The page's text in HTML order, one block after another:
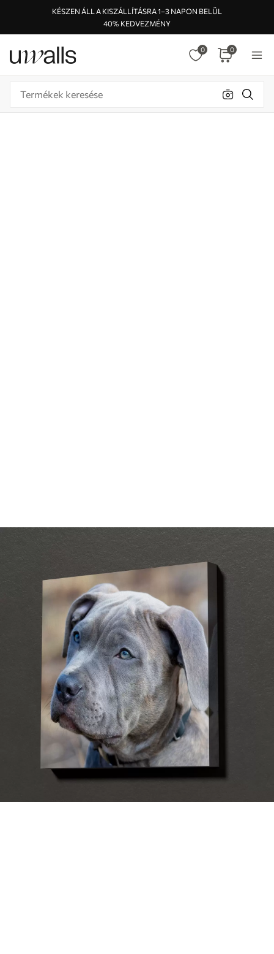
KÉSZEN ÁLL A KISZÁLLÍTÁSRA 1–3 NAPON BELÜL
40% KEDVEZMÉNY
0 0